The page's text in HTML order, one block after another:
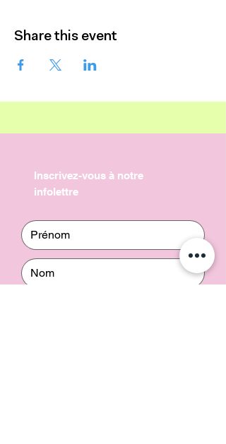
Share this event
Inscrivez-vous à notre
infolettre